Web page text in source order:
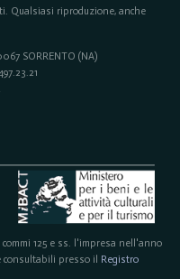
Qualsiasi riproduzione, anche
SORRENTO (NA)
commi 125 e ss. l'impresa nell'anno
presso il Registro